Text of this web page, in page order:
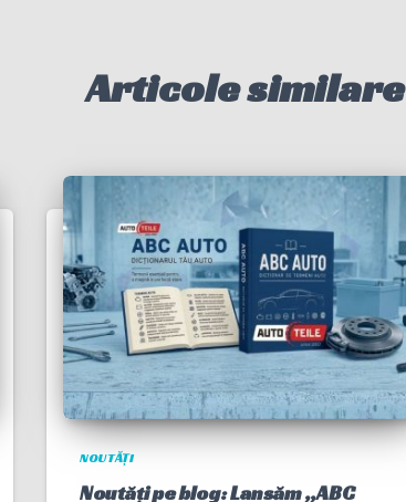
Articole similare
NOUTĂȚI
Noutăți pe blog: Lansăm „ABC